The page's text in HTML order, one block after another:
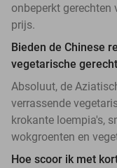
onbeperkt gerechten
prijs.
Bieden de Chinese
vegetarische
Absoluut, de
verrassende
krokante loempia's,
wokgroenten en
Hoe scoor ik met